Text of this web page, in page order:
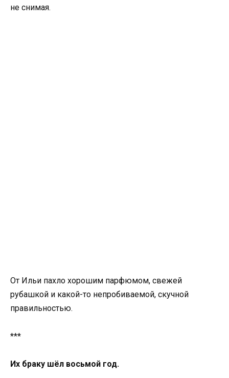
не снимая.
От Ильи пахло хорошим парфюмом, свежей
рубашкой и какой-то непробиваемой, скучной
правильностью.
***
Их браку шёл восьмой год.